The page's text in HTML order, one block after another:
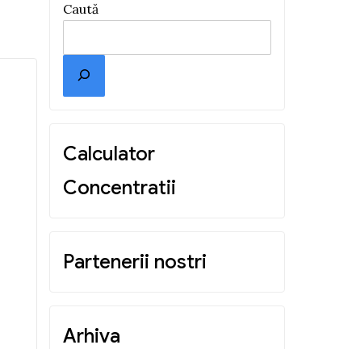
Caută
Calculator
Concentratii
Partenerii nostri
Arhiva